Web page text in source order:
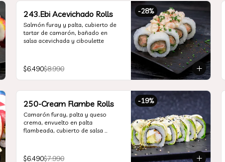
-28%
243.Ebi Acevichado Rolls
Salmón furay y palta, cubierto de
tartar de camarón, bañado en
salsa acevichada y ciboulette
$6.490$8.990
-19%
250-Cream Flambe Rolls
Camarón furay, palta y queso
crema, envuelto en palta
flambeada, cubierto de salsa
$6.490$7.990